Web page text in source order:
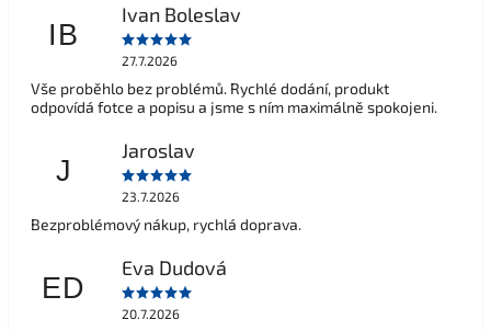
IB
Ivan Boleslav
27.7.2026
Vše proběhlo bez problémů. Rychlé dodání, produkt
odpovídá fotce a popisu a jsme s ním maximálně spokojeni.
J
Jaroslav
23.7.2026
Bezproblémový nákup, rychlá doprava.
ED
Eva Dudová
20.7.2026